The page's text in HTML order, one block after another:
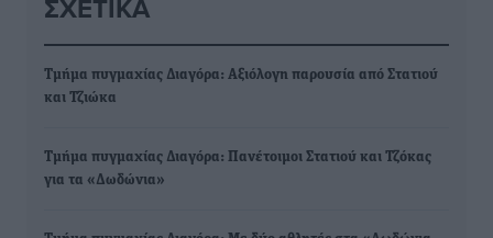
ΣΧΕΤΙΚΆ
Τμήμα πυγμαχίας Διαγόρα: Αξιόλογη παρουσία από Στατιού
και Τζιώκα
Τμήμα πυγμαχίας Διαγόρα: Πανέτοιμοι Στατιού και Τζόκας
για τα «Δωδώνια»